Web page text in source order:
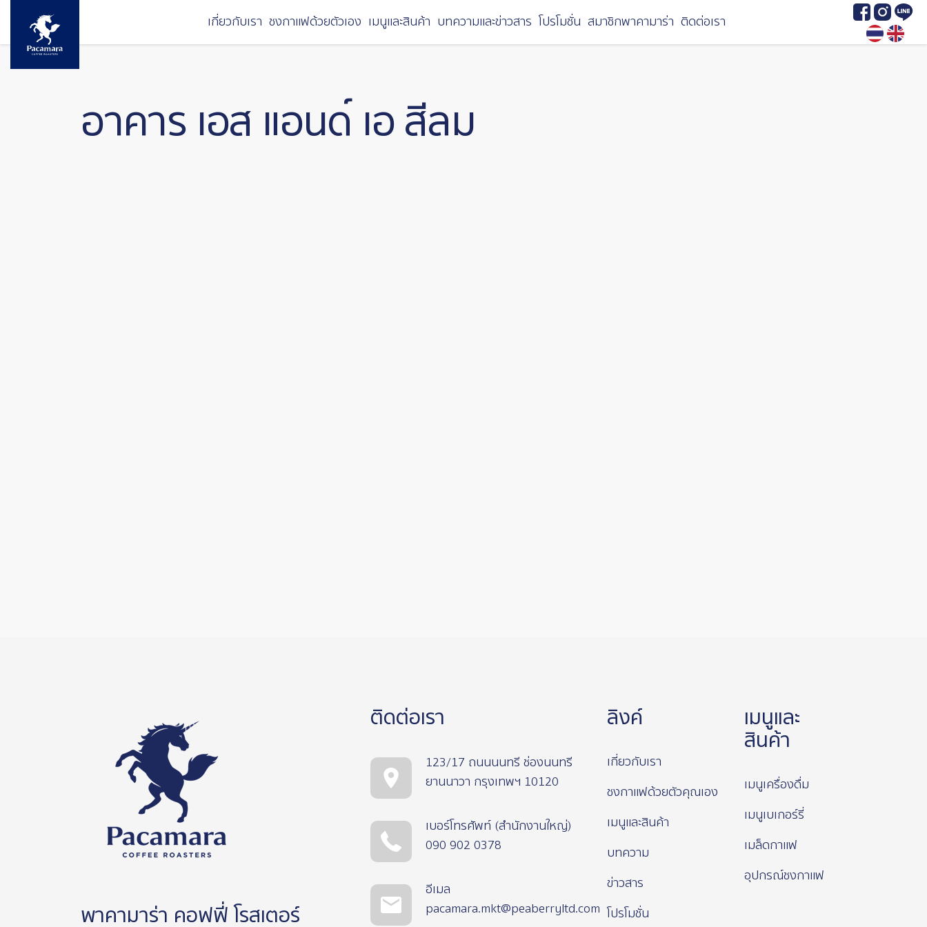
ข้ามไปยังเนื้อหาหลัก
เกี่ยวกับเรา ชงกาแฟด้วยตัวเอง เมนูและสินค้า บทความและข่าวสาร โปรโมชั่น สมาชิกพาคามาร่า ติดต่อเรา
ImageImageImage
อาคาร เอส แอนด์ เอ สีลม
พาคามาร่า คอฟฟี่ โรสเตอร์
ติดต่อเรา
123/17 ถนนนนทรี ช่องนนทรี
ยานนาวา กรุงเทพฯ 10120
เบอร์โทรศัพท์ (สำนักงานใหญ่)
090 902 0378
อีเมล
pacamara.mkt@peaberryltd.com
ลิงค์
เกี่ยวกับเรา
ชงกาแฟด้วยตัวคุณเอง
เมนูและสินค้า
บทความ
ข่าวสาร
โปรโมชั่น
เมนูและ
สินค้า
เมนูเครื่องดื่ม
เมนูเบเกอร์รี่
เมล็ดกาแฟ
อุปกรณ์ชงกาแฟ